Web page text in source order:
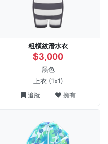
粗橫紋潛水衣
$3,000
黑色
上衣 (1x1)
追蹤 擁有